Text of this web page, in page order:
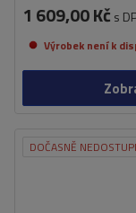
1 609,00 Kč s
Výrobek není k
DOČASNĚ